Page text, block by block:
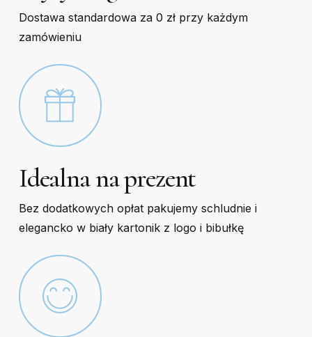
Dostawa standardowa za 0 zł przy każdym
zamówieniu
Idealna na prezent
Bez dodatkowych opłat pakujemy schludnie i
elegancko w biały kartonik z logo i bibułkę